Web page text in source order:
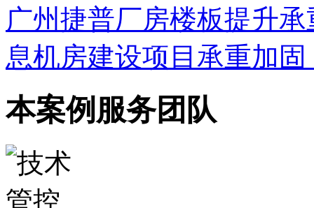
广州捷普厂房楼板提升
息机房建设项目承重加
本案例服务团队